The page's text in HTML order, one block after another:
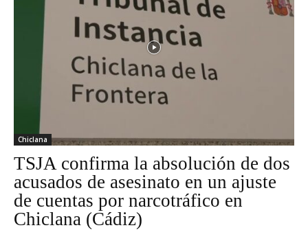
Chiclana
TSJA confirma la absolución de dos
acusados de asesinato en un ajuste
de cuentas por narcotráfico en
Chiclana (Cádiz)